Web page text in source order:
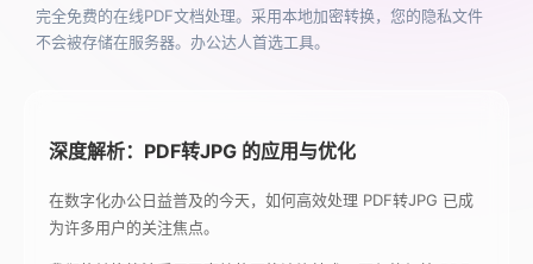
完全免费的在线PDF文档处理。采用本地加密转换，您的隐私文件
不会被存储在服务器。办公达人首选工具。
深度解析：PDF转JPG 的应用与优化
在数字化办公日益普及的今天，如何高效处理 PDF转JPG 已成
为许多用户的关注焦点。